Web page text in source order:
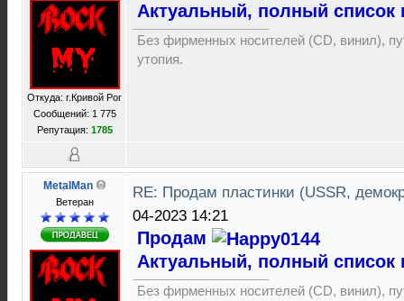
Откуда: г.Кривой Рог
Сообщений: 1 775
Репутация: 1785
Актуальный, полный список
Без фирменных носителей (CD, винил),
утопия.
MetalMan
Ветеран
RE: Продам пластинки (USSR,
04-2023 14:21
Продам
Актуальный, полный список
Без фирменных носителей (CD, винил),